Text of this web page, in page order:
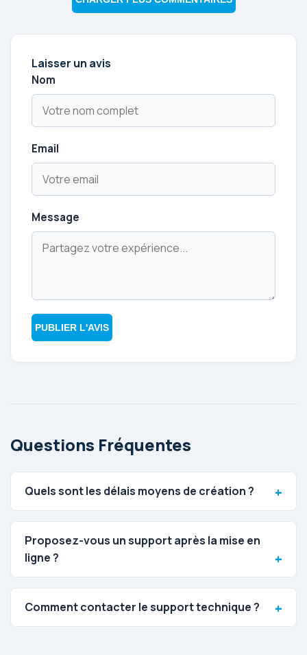
Laisser un avis
Nom
Email
Message
PUBLIER L'AVIS
Questions Fréquentes
Quels sont les délais moyens de création ?
Proposez-vous un support après la mise en
ligne ?
Comment contacter le support technique ?